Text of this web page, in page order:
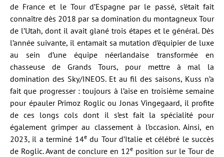
de France et le Tour d’Espagne par le passé, s’était fait
connaître dès 2018 par sa domination du montagneux Tour
de l’Utah, dont il avait glané trois étapes et le général. Dès
l’année suivante, il entamait sa mutation d’équipier de luxe
au sein d’une équipe néerlandaise transformée en
chasseuse de Grands Tours, pour mettre à mal la
domination des Sky/INEOS. Et au fil des saisons, Kuss n’a
fait que progresser : toujours à l’aise en troisième semaine
pour épauler Primoz Roglic ou Jonas Vingegaard, il profite
de ces longs cols dont il s’est fait la spécialité pour
également grimper au classement à l’occasion. Ainsi, en
2023, il a terminé 14edu Tour d’Italie et célébré le succès
de Roglic. Avant de conclure en 12e position sur le Tour de